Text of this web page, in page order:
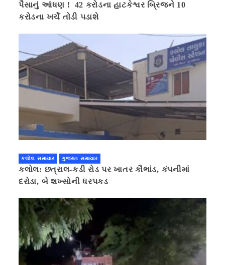
પૈસાનું આંધણ ! 42 કરોડના હાટકેશ્વર બ્રિજને 10
કરોડના ખર્ચે તોડી પડાશે
કલોલ સમાચાર ગુજરાત સમાચાર
કલોલ: છત્રાલ-કડી રોડ પર ખાતર કૌભાંડ, કંપનીમાં
દરોડા, બે શખ્સોની ધરપકડ